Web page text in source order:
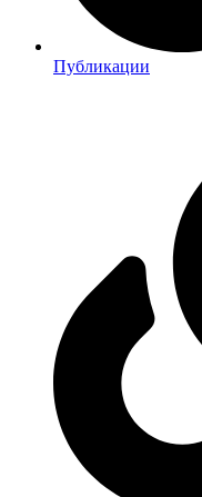
Публикации